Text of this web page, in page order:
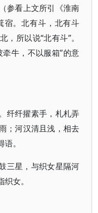
参看上文所引《淮南
宿。北有斗，北有斗
所以说“北有斗”。
牛，不以服箱”的意
纤纤擢素手，札札弄
；河汉清且浅，相去
。
三星，与织女星隔河
女。